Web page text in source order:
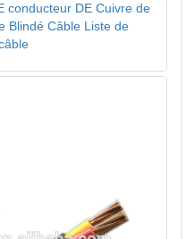
conducteur DE Cuivre de
Blindé Câble Liste de